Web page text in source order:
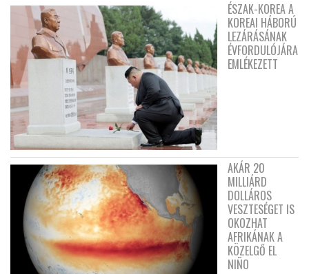
ÉSZAK-KOREA A
KOREAI HÁBORÚ
LEZÁRÁSÁNAK
ÉVFORDULÓJÁRA
EMLÉKEZETT
AKÁR 20
MILLIÁRD
DOLLÁROS
VESZTESÉGET IS
OKOZHAT
AFRIKÁNAK A
KÖZELGŐ EL
NIÑO